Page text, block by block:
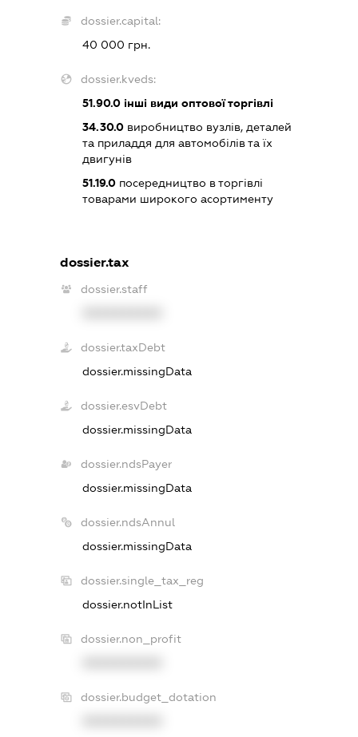
dossier.capital:
40 000 грн.
dossier.kveds:
51.90.0 інші види оптової торгівлі
34.30.0 виробництво вузлів, деталей
та приладдя для автомобілів та їх
двигунів
51.19.0 посередництво в торгівлі
товарами широкого асортименту
dossier.tax
dossier.staff
dossier.taxDebt
dossier.missingData
dossier.esvDebt
dossier.missingData
dossier.ndsPayer
dossier.missingData
dossier.ndsAnnul
dossier.missingData
dossier.single_tax_reg
dossier.notInList
dossier.non_profit
dossier.budget_dotation